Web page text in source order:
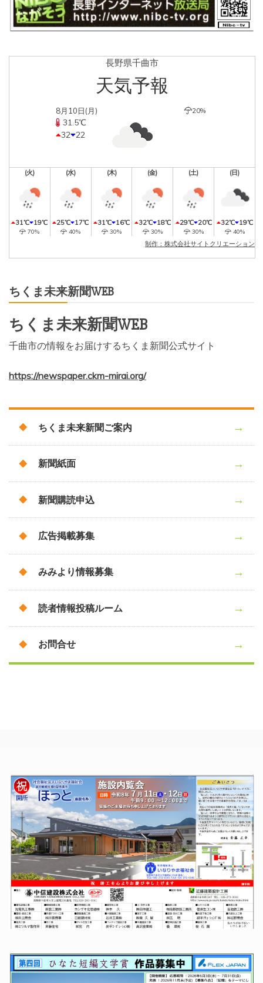
長野県千曲市
天気予報
8月10日(月)
31.5℃
32 22
20%
(火)
31℃ 19℃
70%
(水)
25℃ 17℃
40%
(木)
31℃ 16℃
30%
(金)
32℃ 18℃
30%
(土)
29℃ 20℃
30%
(日)
32℃ 19℃
40%
制作：株式会社サイトクリエーション
ちくま未来新聞WEB
ちくま未来新聞WEB
千曲市の情報をお届けするちくま新聞公式サイト
https://newspaper.ckm-mirai.org/
ちくま未来新聞ご案内
新聞紙面
新聞購読申込
広告掲載募集
みみより情報募集
読者情報投稿ルーム
お問合せ